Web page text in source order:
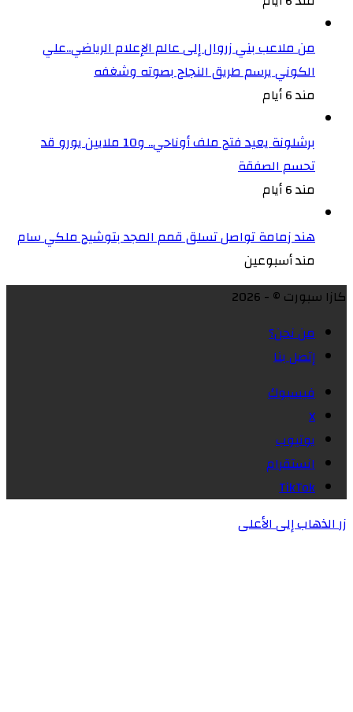
من ملاعب بني زروال إلى عالم الإعلام الرياضي..علي
الكوني يرسم طريق النجاح بصوته وشغفه
مند 6 أيام
برشلونة يعيد فتح ملف أوناحي.. و10 ملايين يورو قد
تحسم الصفقة
مند 6 أيام
هند زمامة تواصل تسلق قمم المجد بتوشيح ملكي سام
مند أسبوعين
كازا سبورت © - 2026
من نحن؟
إتصل بنا
فيسبوك
X
يوتيوب
انستقرام
‫TikTok
زر الذهاب إلى الأعلى